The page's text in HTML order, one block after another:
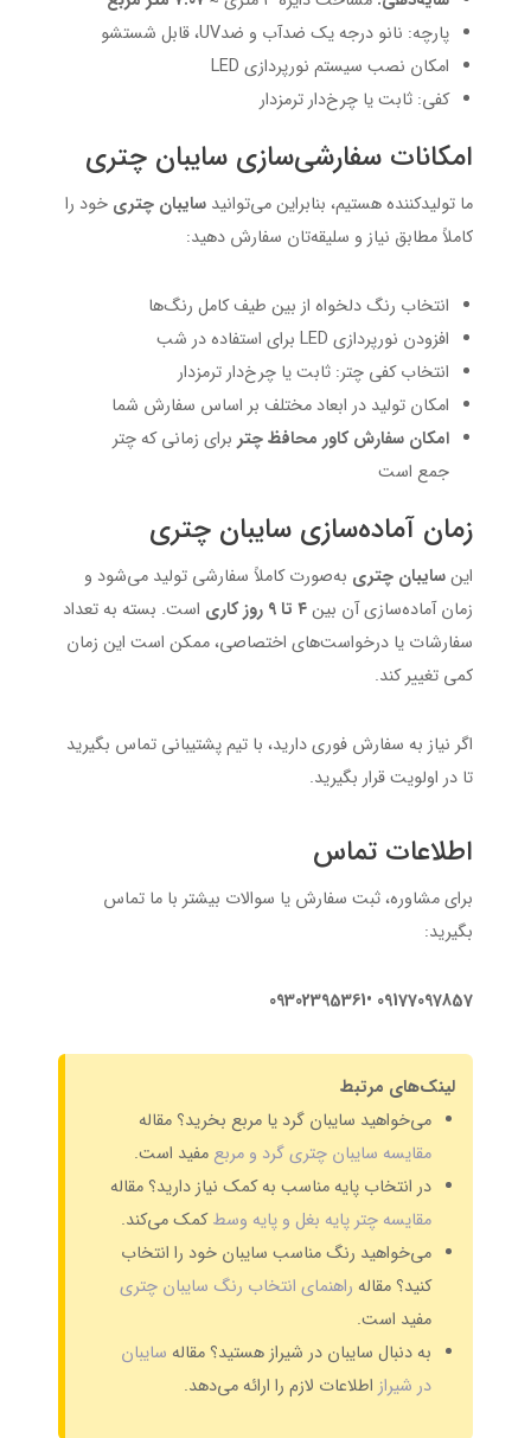
پارچه: نانو درجه یک ضدآب و ضدUV، قابل شستشو
امکان نصب سیستم نورپردازی LED
کفی: ثابت یا چرخ‌دار ترمزدار
امکانات سفارشی‌سازی سایبان چتری
ما تولیدکننده هستیم، بنابراین می‌توانید سایبان چتری خود را
کاملاً مطابق نیاز و سلیقه‌تان سفارش دهید:
انتخاب رنگ دلخواه از بین طیف کامل رنگ‌ها
افزودن نورپردازی LED برای استفاده در شب
انتخاب کفی چتر: ثابت یا چرخ‌دار ترمزدار
امکان تولید در ابعاد مختلف بر اساس سفارش شما
امکان سفارش کاور محافظ چتر برای زمانی که چتر
جمع است
زمان آماده‌سازی سایبان چتری
اینسایبان چتری به‌صورت کاملاً سفارشی تولید می‌شود و
زمان آماده‌سازی آن بین۴ تا ۹ روز کاری
است. بسته به تعداد
سفارشات یا درخواست‌های اختصاصی، ممکن است این زمان
کمی تغییر کند.
اگر نیاز به سفارش فوری دارید، با تیم پشتیبانی تماس بگیرید
تا در اولویت قرار بگیرید.
اطلاعات تماس
برای مشاوره، ثبت سفارش یا سوالات بیشتر با ما تماس
بگیرید:
09177097857 •09302395361
لینک‌های مرتبط
می‌خواهید سایبان گرد یا مربع بخرید؟ مقاله
مقایسه سایبان چتری گرد و مربع مفید است.
در انتخاب پایه مناسب به کمک نیاز دارید؟ مقاله
مقایسه چتر پایه بغل و پایه وسطکمک می‌کند.
می‌خواهید رنگ مناسب سایبان خود را انتخاب
کنید؟ مقاله راهنمای انتخاب رنگ سایبان چتری
مفید است.
به دنبال سایبان در شیراز هستید؟ مقاله سایبان
در شیراز اطلاعات لازم را ارائه می‌دهد.